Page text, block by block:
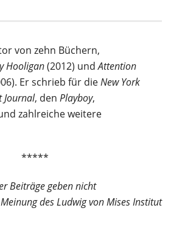
von zehn Büchern,
Hooligan(2012) undAttention
Er schrieb für dieNew York
Journal, den Playboy,
zahlreiche weitere
*****
Beiträge geben nicht
des Ludwig von Mises Institut